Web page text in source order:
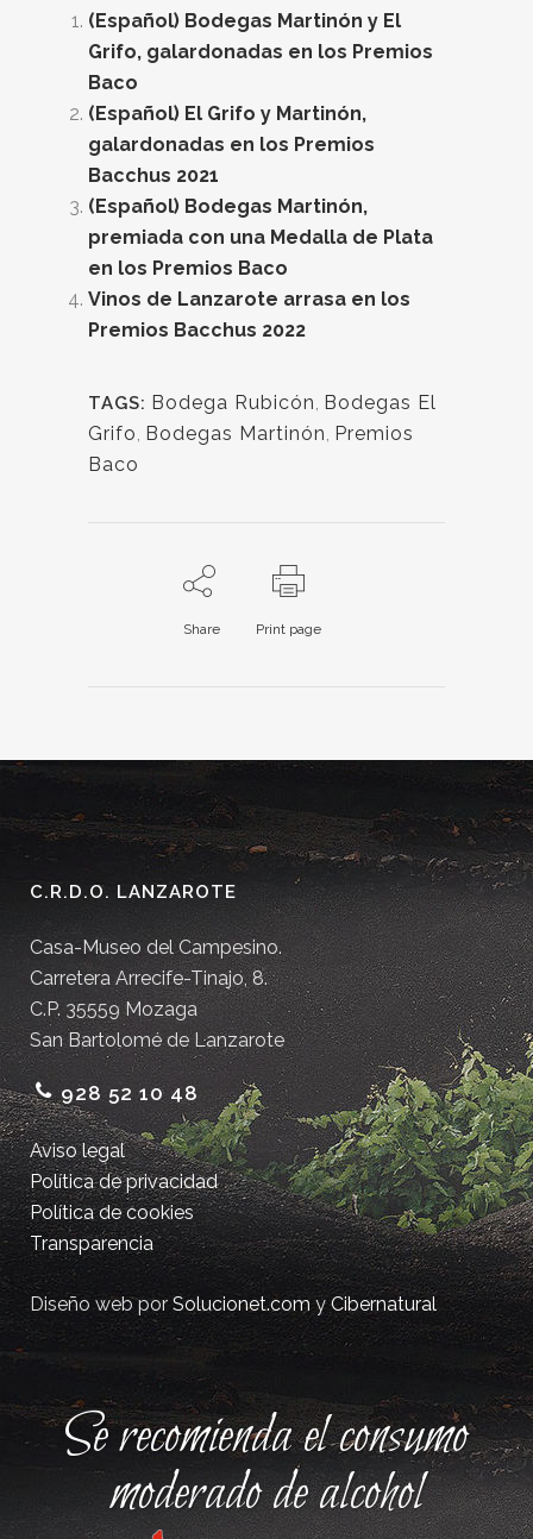
(Español) Bodegas Martinón y El
Grifo, galardonadas en los Premios
Baco
(Español) El Grifo y Martinón,
galardonadas en los Premios
Bacchus 2021
(Español) Bodegas Martinón,
premiada con una Medalla de Plata
en los Premios Baco
Vinos de Lanzarote arrasa en los
Premios Bacchus 2022
TAGS: Bodega Rubicón Bodegas El
Grifo Bodegas Martinón Premios
Baco
Share Print page
C.R.D.O. LANZAROTE
Casa-Museo del Campesino.
Carretera Arrecife-Tinajo, 8.
C.P. 35559 Mozaga
San Bartolomé de Lanzarote
928 52 10 48
Aviso legal
Política de privacidad
Política de cookies
Transparencia
Diseño web porSolucionet.comyCibernatural
Se recomienda el consumo
moderado de alcohol